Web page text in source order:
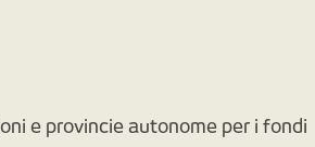
e provincie autonome per i fondi